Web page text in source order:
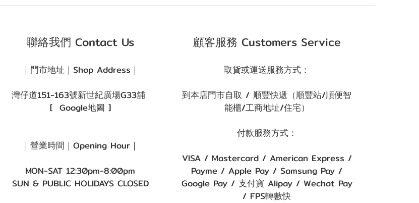
聯絡我們 Contact Us
｜門市地址｜Shop Address｜
灣仔道151-163號新世紀廣場G33舖
[ Google地圖 ]
｜營業時間｜Opening Hour｜
MON-SAT 12:30pm-8:00pm
SUN & PUBLIC HOLIDAYS CLOSED
顧客服務 Customers Service
取貨或運送服務方式：
到本店門市自取 / 順豐快遞（順豐站/順便智
能櫃/工商地址/住宅）
付款服務方式：
VISA / Mastercard / American Express /
Payme / Apple Pay / Samsung Pay /
Google Pay / 支付寶 Alipay / Wechat Pay
/ FPS轉數快